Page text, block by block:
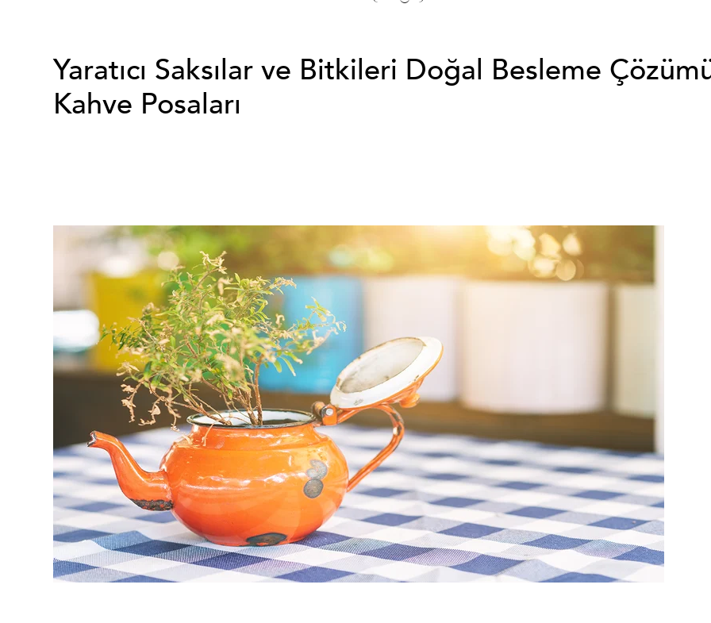
Yaratıcı Saksılar ve Bitkileri Doğal Besleme
Kahve Posaları